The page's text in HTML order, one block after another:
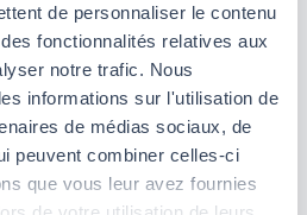
de personnaliser le contenu
fonctionnalités relatives aux
notre trafic. Nous
informations sur l'utilisation de
de médias sociaux, de
peuvent combiner celles-ci
que vous leur avez fournies
semestriels et de
candidater
notre site Internet
, et nous
fournir une réponse